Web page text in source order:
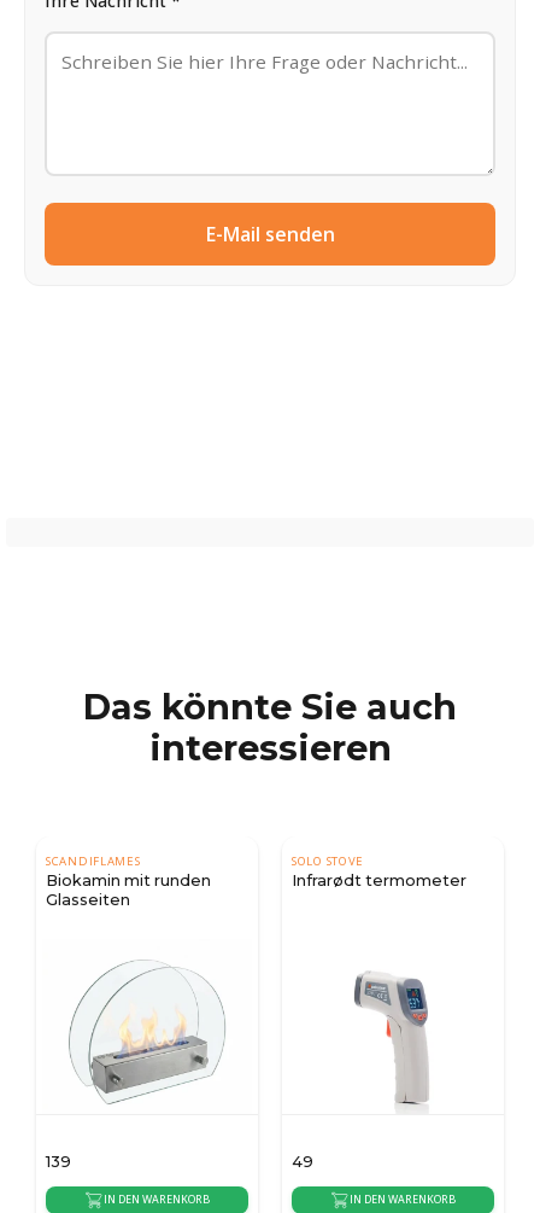
E-Mail senden
Das könnte Sie auch
interessieren
SCANDIFLAMES
Biokamin mit runden
Glasseiten
139
IN DEN WARENKORB
SOLO STOVE
Infrarødt termometer
49
IN DEN WARENKORB